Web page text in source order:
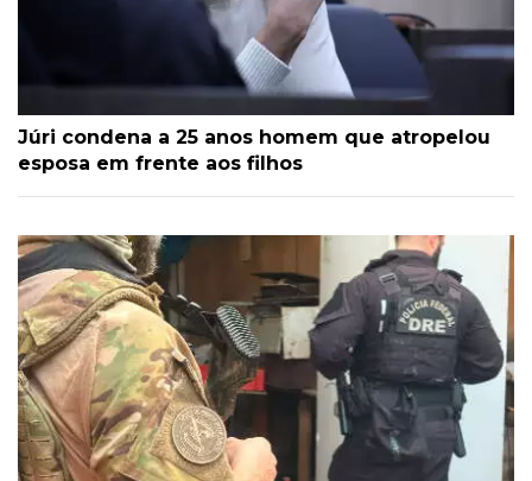
Júri condena a 25 anos homem que atropelou
esposa em frente aos filhos